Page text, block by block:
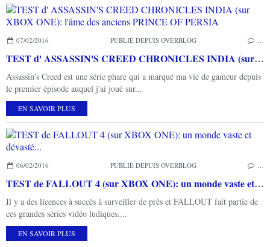
07/02/2016 PUBLIÉ DEPUIS OVERBLOG …
TEST d' ASSASSIN'S CREED CHRONICLES INDIA (sur XBOX ONE): l'âme des anciens PRINCE OF PERSIA
Assassin's Creed est une série phare qui a marqué ma vie de gameur depuis
le premier épisode auquel j'ai joué sur...
EN SAVOIR PLUS
06/02/2016 PUBLIÉ DEPUIS OVERBLOG …
TEST de FALLOUT 4 (sur XBOX ONE): un monde vaste et dévasté...
Il y a des licences à succès à surveiller de près et FALLOUT fait partie de
ces grandes séries vidéo ludiques....
EN SAVOIR PLUS